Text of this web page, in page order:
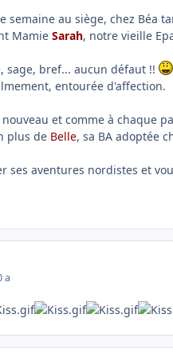
semaine au siège, chez Béa
Mamie Sarah, notre vieille
sage, bref... aucun défaut !!
entourée d'affection.
et comme à chaque
plus de Belle, sa BA adoptée
ses aventures nordistes et
a